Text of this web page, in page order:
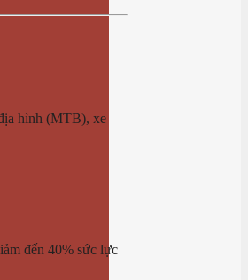
hình (MTB), xe
đến 40% sức lực